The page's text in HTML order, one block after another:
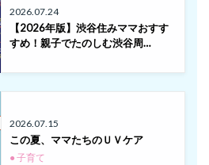
2026.07.24
【2026年版】渋谷住みママおすす
すめ！親子でたのしむ渋谷周…
2026.07.15
この夏、ママたちのＵＶケア
● 子育て